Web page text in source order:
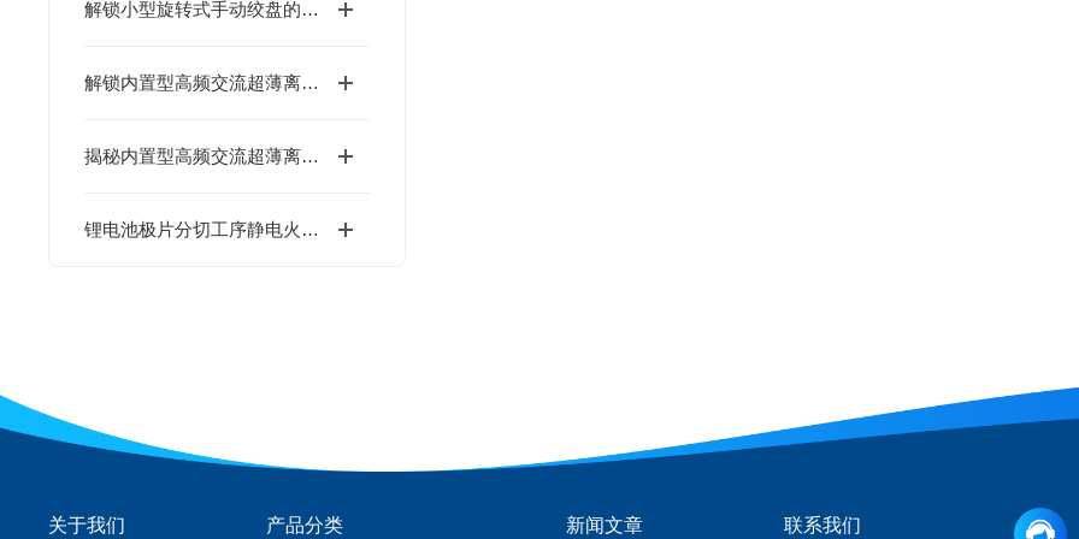
解锁小型旋转式手动绞盘的核心优势！这几大特点，让操作更省心
解锁内置型高频交流超薄离子棒：藏在“薄”背后的结构巧思
揭秘内置型高频交流超薄离子棒：这些关键用途，你可能还没了解！
锂电池极片分切工序静电火花防控：DIT离子风机的防爆安全处理方案
关于我们 产品分类 新闻文章 联系我们